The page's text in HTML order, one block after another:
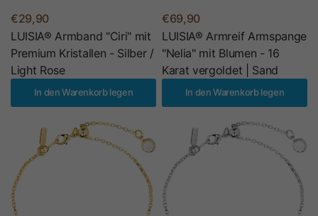
€29,90
LUISIA® Armband "Ciri" mit
Premium Kristallen - Silber /
Light Rose
In den Warenkorb legen
€69,90
LUISIA® Armreif Armspange
"Nelia" mit Blumen - 16
Karat vergoldet | Sand
In den Warenkorb legen